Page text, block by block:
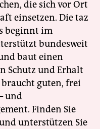
die sich vor Ort
einsetzen. Die taz
beginnt im
bundesweit
baut einen
Schutz und Erhalt
braucht guten, frei
und
Finden Sie
unterstützen Sie